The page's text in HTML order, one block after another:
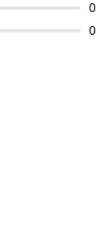
0
0